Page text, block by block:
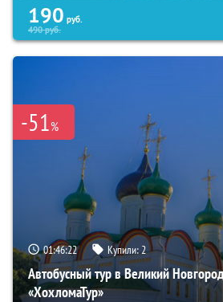
190 руб.
490руб.
-51%
01:46:22 Купили:2
Автобусный тур в Великий
«ХохломаТур»